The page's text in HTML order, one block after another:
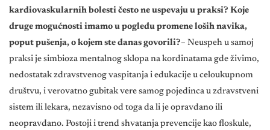
kardiovaskularnih bolesti često ne uspevaju u praksi? Koje
druge mogućnosti imamo u pogledu promene loših navika,
poput pušenja, o kojem ste danas govorili?– Neuspeh u samoj
praksi je simbioza mentalnog sklopa na kordinatama gde živimo,
nedostatak zdravstvenog vaspitanja i edukacije u celoukupnom
društvu, i verovatno gubitak vere samog pojedinca u zdravstveni
sistem ili lekara, nezavisno od toga da li je opravdano ili
neopravdano. Postoji i trend shvatanja prevencije kao floskule,